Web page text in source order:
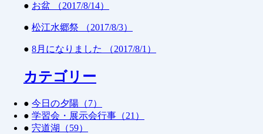
● お盆 （2017/8/14）
● 松江水郷祭 （2017/8/3）
● 8月になりました （2017/8/1）
カテゴリー
● 今日の夕陽（7）
● 学習会・展示会行事（21）
● 宍道湖（59）